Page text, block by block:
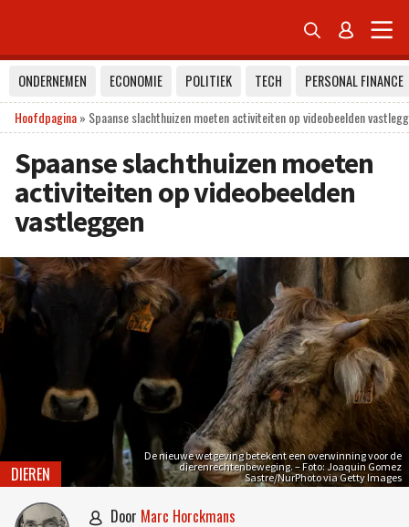
 
ONDERNEMEN ECONOMIE POLITIEK TECH
PERSONAL FINANCE
Hoofdpagina» Spaanse slachthuizen moeten activiteiten op videobeelden
Spaanse slachthuizen moeten
activiteiten op videobeelden
vastleggen
De nieuwe wetgeving betekent een overwinning voor de
dierenrechtenbeweging. – Foto: Joaquin Gomez
Sastre/NurPhoto via Getty Images
DIEREN
 door Marc Horckmans